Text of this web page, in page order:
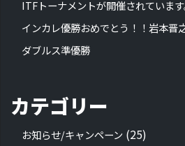
ITFトーナメントが開催されています
インカレ優勝おめでとう！！岩本晋
ダブルス準優勝
カテゴリー
お知らせ/キャンペーン (25)